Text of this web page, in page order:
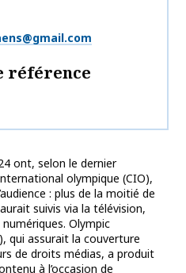
référence
ont, selon le dernier
olympique (CIO),
: plus de la moitié de
suivis via la télévision,
Olympic
qui assurait la couverture
de droits médias, a produit
à l’occasion de